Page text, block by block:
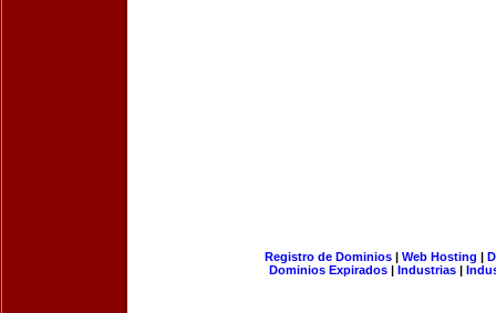
Registro de Dominios| Web Hosting |
Dominios Expirados | Industrias |